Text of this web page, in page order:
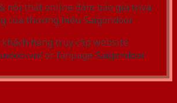
nội thất online đảm bảo giá trị và
của thương hiệu Saigondoor
hàng truy cập website
/ or fanpage Saigondoor